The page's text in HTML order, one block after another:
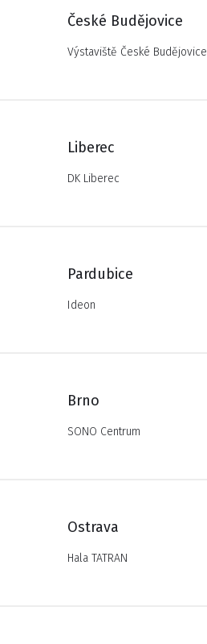
České Budějovice
Výstaviště České Budějovice
Liberec
DK Liberec
Pardubice
Ideon
Brno
SONO Centrum
Ostrava
Hala TATRAN